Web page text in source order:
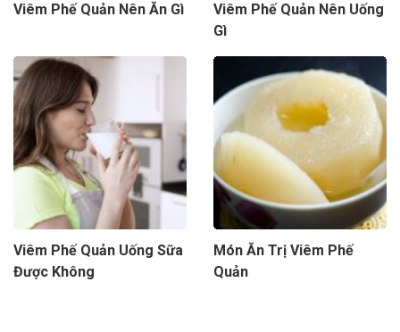
Viêm Phế Quản Nên Ăn Gì
Viêm Phế Quản Nên Uống
Gì
Viêm Phế Quản Uống Sữa
Được Không
Món Ăn Trị Viêm Phế
Quản